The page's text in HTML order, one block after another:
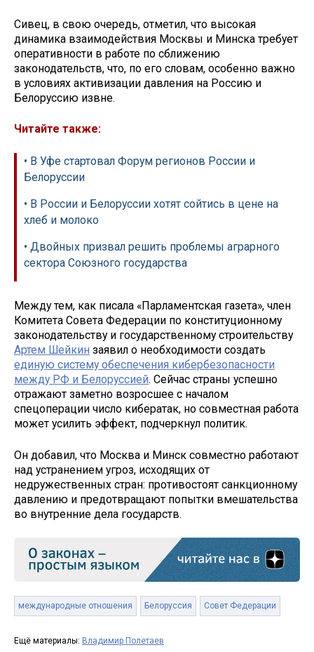
Сивец, в свою очередь, отметил, что высокая
динамика взаимодействия Москвы и Минска требует
оперативности в работе по сближению
законодательств, что, по его словам, особенно важно
в условиях активизации давления на Россию и
Белоруссию извне.
Читайте также:
• В Уфе стартовал Форум регионов России и
Белоруссии
• В России и Белоруссии хотят сойтись в цене на
хлеб и молоко
• Двойных призвал решить проблемы аграрного
сектора Союзного государства
Между тем, как писала «Парламентская газета», член
Комитета Совета Федерации по конституционному
законодательству и государственному строительству
Артем Шейкин заявил о необходимости создать
единую систему обеспечения кибербезопасности
между РФ и Белоруссией. Сейчас страны успешно
отражают заметно возросшее с началом
спецоперации число кибератак, но совместная работа
может усилить эффект, подчеркнул политик.
Он добавил, что Москва и Минск совместно работают
над устранением угроз, исходящих от
недружественных стран: противостоят санкционному
давлению и предотвращают попытки вмешательства
во внутренние дела государств.
международные отношения Белоруссия Совет Федерации
Ещё материалы: Владимир Полетаев